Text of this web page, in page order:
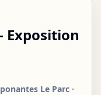
Exposition
Le Parc ·